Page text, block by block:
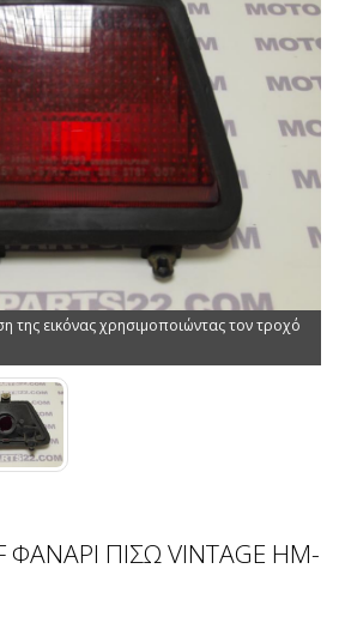
της εικόνας χρησιμοποιώντας τον τροχό
ΦΑΝΑΡΙ ΠΙΣΩ VINTAGE HM-